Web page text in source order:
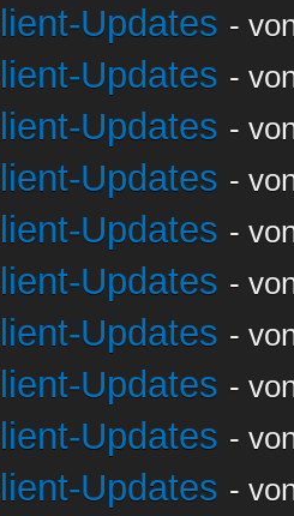
Updates -
Updates -
Updates -
Updates -
Updates -
Updates -
Updates -
Updates -
Updates -
Updates -